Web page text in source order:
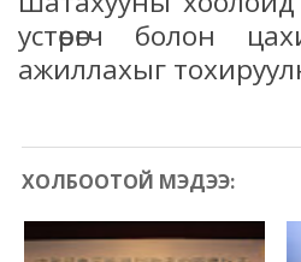
устөрөгч болон
ажиллахыг
ХОЛБООТОЙ МЭДЭЭ: